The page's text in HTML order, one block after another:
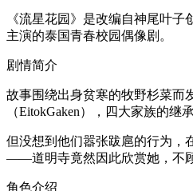
《流星花园》是改编自神尾叶子
主演的泰国青春校园偶像剧。
剧情简介
故事围绕出身贫寒的牧野杉菜而
（EitokGaken），四大家族的
但没想到他们嚣张跋扈的行为，
——道明寺竟然因此欣赏她，不
角色介绍